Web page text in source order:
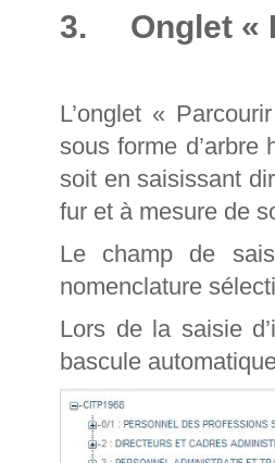
3. Onglet «
L’onglet «
sous forme d’arbre
soit en saisissant
fur et à mesure de
Le champ de
nomenclature
Lors de la saisie
bascule